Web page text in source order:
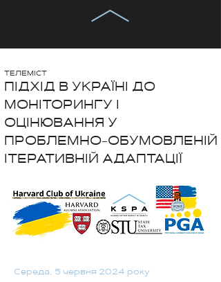
ТЕЛЕМІСТ
ПІДХІД В УКРАЇНІ ДО
МОНІТОРИНГУ І
ОЦІНЮВАННЯ У
ПРОБЛЕМНО-ОБУМОВЛЕНІЙ
ІТЕРАТИВНІЙ АДАПТАЦІЇ
Середа, 5 червня 2024 року